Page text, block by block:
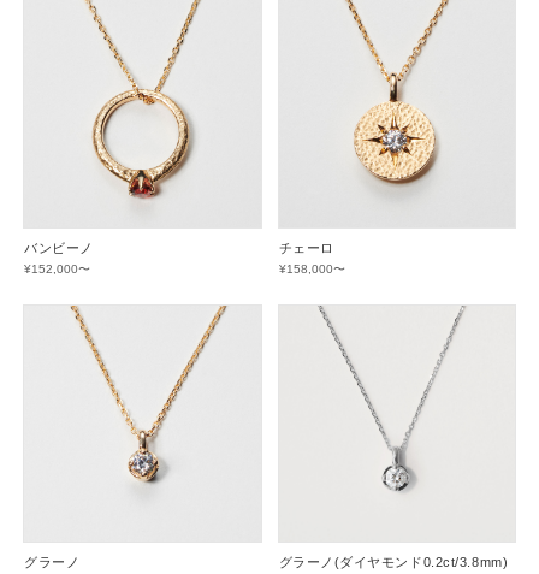
バンビーノ
¥152,000〜
チェーロ
¥158,000〜
グラーノ グラーノ(ダイヤモンド0.2ct/3.8mm)